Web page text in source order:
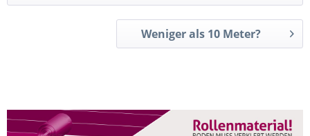
Weniger als 10 Meter?